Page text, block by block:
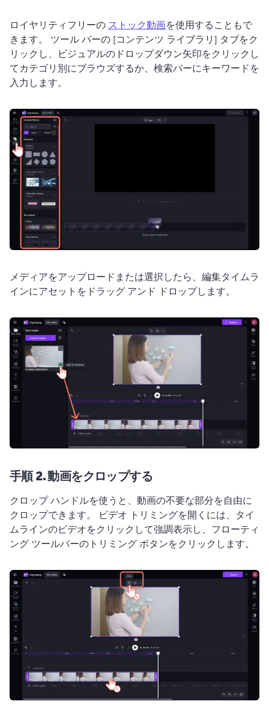
ロイヤリティフリーの ストック動画を使用することもで
きます。 ツール バーの [コンテンツ ライブラリ] タブをク
リックし、ビジュアルのドロップダウン矢印をクリックし
てカテゴリ別にブラウズするか、検索バーにキーワードを
入力します。
メディアをアップロードまたは選択したら、編集タイムラ
インにアセットをドラッグ アンド ドロップします。
手順 2.動画をクロップする
クロップ ハンドルを使うと、動画の不要な部分を自由に
クロップできます。
ビデオ トリミングを開くには、タイ
ムラインのビデオをクリックして強調表示し、フローティ
ング ツールバーのトリミング ボタンをクリックします。